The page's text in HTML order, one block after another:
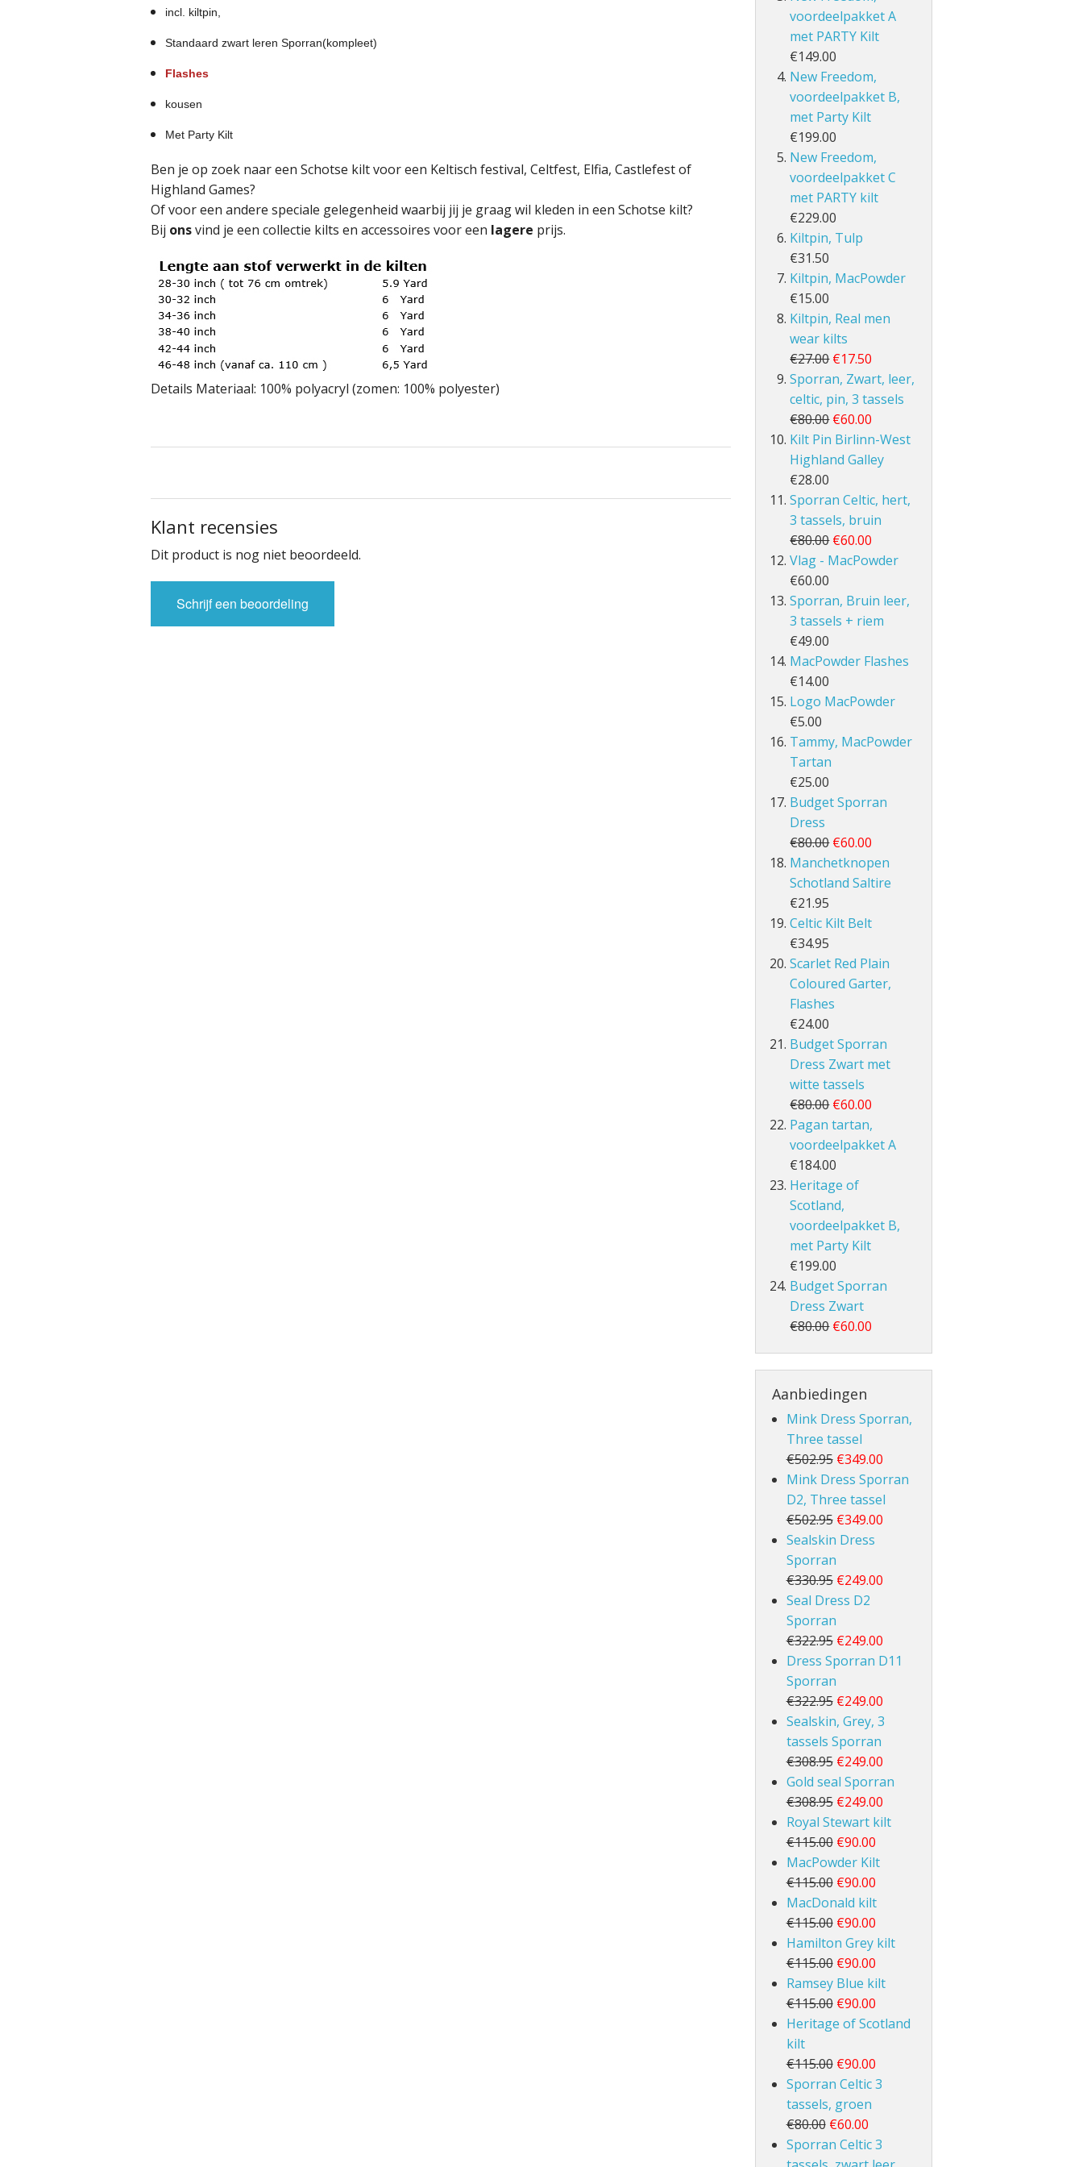
incl. kiltpin,
Standaard zwart leren Sporran(kompleet)
Flashes
kousen
Met Party Kilt
Ben je op zoek naar een Schotse kilt voor een Keltisch festival, Celtfest, Elfia, Castlefest of
Highland Games?
Of voor een andere speciale gelegenheid waarbij jij je graag wil kleden in een Schotse kilt?
Bij onsvind je een collectie kilts en accessoires voor een lagere prijs.
Details Materiaal: 100% polyacryl (zomen: 100% polyester)
Klant recensies
Dit product is nog niet beoordeeld.
Schrijf een beoordeling
voordeelpakket A
met PARTY Kilt
€149.00
New Freedom,
voordeelpakket B,
met Party Kilt
€199.00
New Freedom,
voordeelpakket C
met PARTY kilt
€229.00
Kiltpin, Tulp
€31.50
Kiltpin, MacPowder
€15.00
Kiltpin, Real men
wear kilts
€27.00 €17.50
Sporran, Zwart, leer,
celtic, pin, 3 tassels
€80.00 €60.00
Kilt Pin Birlinn-West
Highland Galley
€28.00
Sporran Celtic, hert,
3 tassels, bruin
€80.00 €60.00
Vlag - MacPowder
€60.00
Sporran, Bruin leer,
3 tassels + riem
€49.00
MacPowder Flashes
€14.00
Logo MacPowder
€5.00
Tammy, MacPowder
Tartan
€25.00
Budget Sporran
Dress
€80.00 €60.00
Manchetknopen
Schotland Saltire
€21.95
Celtic Kilt Belt
€34.95
Scarlet Red Plain
Coloured Garter,
Flashes
€24.00
Budget Sporran
Dress Zwart met
witte tassels
€80.00 €60.00
Pagan tartan,
voordeelpakket A
€184.00
Heritage of
Scotland,
voordeelpakket B,
met Party Kilt
€199.00
Budget Sporran
Dress Zwart
€80.00 €60.00
Aanbiedingen
Mink Dress Sporran,
Three tassel
€502.95 €349.00
Mink Dress Sporran
D2, Three tassel
€502.95 €349.00
Sealskin Dress
Sporran
€330.95 €249.00
Seal Dress D2
Sporran
€322.95 €249.00
Dress Sporran D11
Sporran
€322.95 €249.00
Sealskin, Grey, 3
tassels Sporran
€308.95 €249.00
Gold seal Sporran
€308.95 €249.00
Royal Stewart kilt
€115.00 €90.00
MacPowder Kilt
€115.00 €90.00
MacDonald kilt
€115.00 €90.00
Hamilton Grey kilt
€115.00 €90.00
Ramsey Blue kilt
€115.00 €90.00
Heritage of Scotland
kilt
€115.00 €90.00
Sporran Celtic 3
tassels, groen
€80.00 €60.00
Sporran Celtic 3